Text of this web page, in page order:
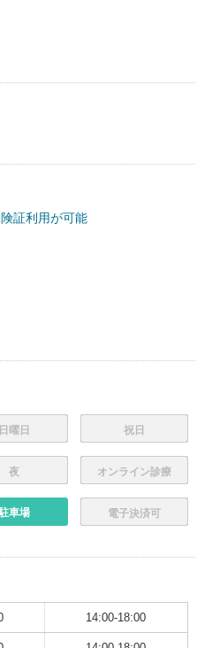
証利用が可能
日曜日 祝日
夜 オンライン診療
車場 電子決済可
14:00-18:00